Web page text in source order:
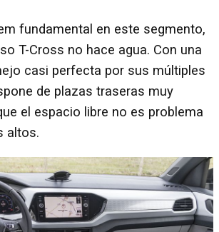
fundamental en este segmento,
T-Cross no hace agua. Con una
casi perfecta por sus múltiples
de plazas traseras muy
el espacio libre no es problema
altos.